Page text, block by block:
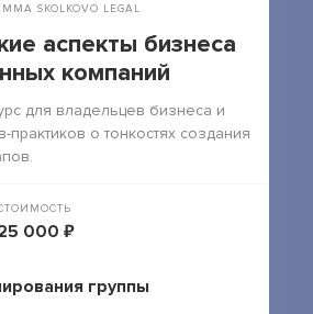
SKOLKOVO LEGAL
аспекты бизнеса
компаний
для владельцев бизнеса и
практиков о тонкостях создания
000 ₽
группы